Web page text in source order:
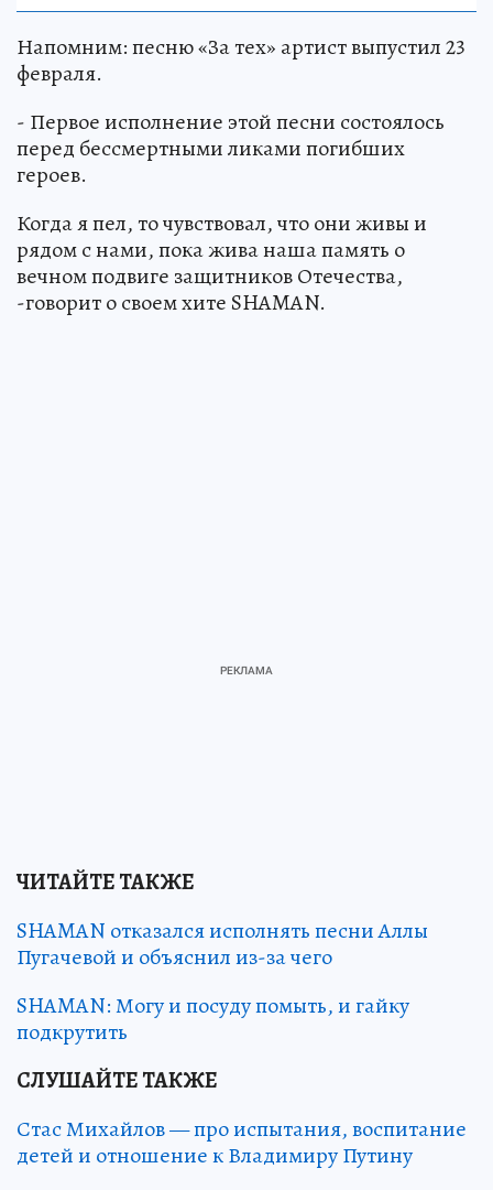
Напомним: песню «За тех» артист выпустил 23
февраля.
- Первое исполнение этой песни состоялось
перед бессмертными ликами погибших
героев.
Когда я пел, то чувствовал, что они живы и
рядом с нами, пока жива наша память о
вечном подвиге защитников Отечества,
-говорит о своем хите SHAMAN.
ЧИТАЙТЕ ТАКЖЕ
SHAMAN отказался исполнять песни Аллы
Пугачевой и объяснил из-за чего
SHAMAN: Могу и посуду помыть, и гайку
подкрутить
СЛУШАЙТЕ ТАКЖЕ
Стас Михайлов — про испытания, воспитание
детей и отношение к Владимиру Путину